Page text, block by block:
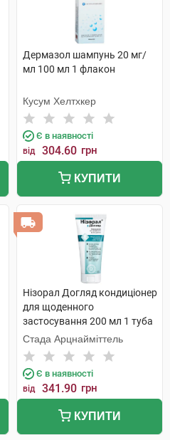
Дермазол шампунь 20 мг/
мл 100 мл 1 флакон
Кусум Хелтхкер
Є в наявності
від 304.60 грн
КУПИТИ
Нізорал Догляд кондиціонер
для щоденного
застосування 200 мл 1 туба
Стада Арцнайміттель
Є в наявності
від 341.90 грн
КУПИТИ